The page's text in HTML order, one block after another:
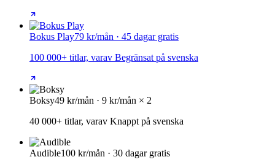
Bokus Play79 kr/mån · 45 dagar gratis
100 000+ titlar, varav Begränsat på svenska
Boksy49 kr/mån · 9 kr/mån × 2
40 000+ titlar, varav Knappt på svenska
Audible100 kr/mån · 30 dagar gratis